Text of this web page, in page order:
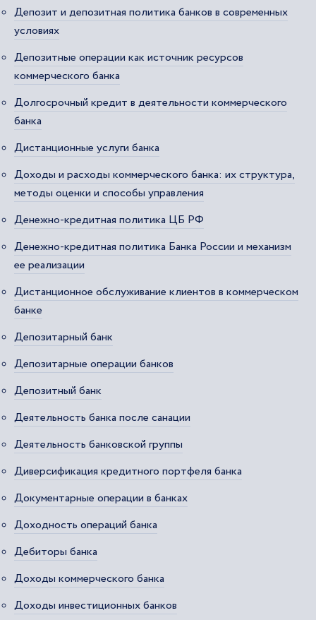
Депозит и депозитная политика банков в современных
условиях
Депозитные операции как источник ресурсов
коммерческого банка
Долгосрочный кредит в деятельности коммерческого
банка
Дистанционные услуги банка
Доходы и расходы коммерческого банка: их структура,
методы оценки и способы управления
Денежно-кредитная политика ЦБ РФ
Денежно-кредитная политика Банка России и механизм
ее реализации
Дистанционное обслуживание клиентов в коммерческом
банке
Депозитарный банк
Депозитарные операции банков
Депозитный банк
Деятельность банка после санации
Деятельность банковской группы
Диверсификация кредитного портфеля банка
Документарные операции в банках
Доходность операций банка
Дебиторы банка
Доходы коммерческого банка
Доходы инвестиционных банков